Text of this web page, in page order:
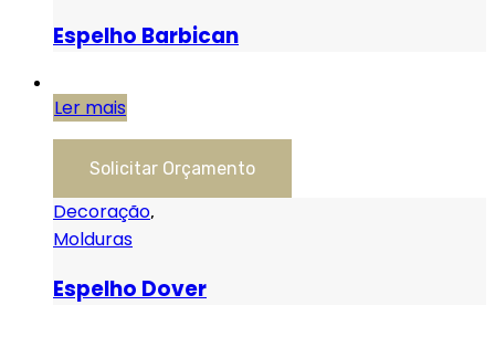
Espelho Barbican
Ler mais
Solicitar Orçamento
Decoração,
Molduras
Espelho Dover